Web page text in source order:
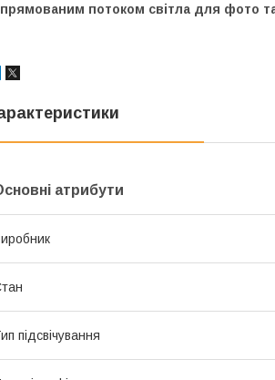
потоком світла для фото
атрибути
підсвічування